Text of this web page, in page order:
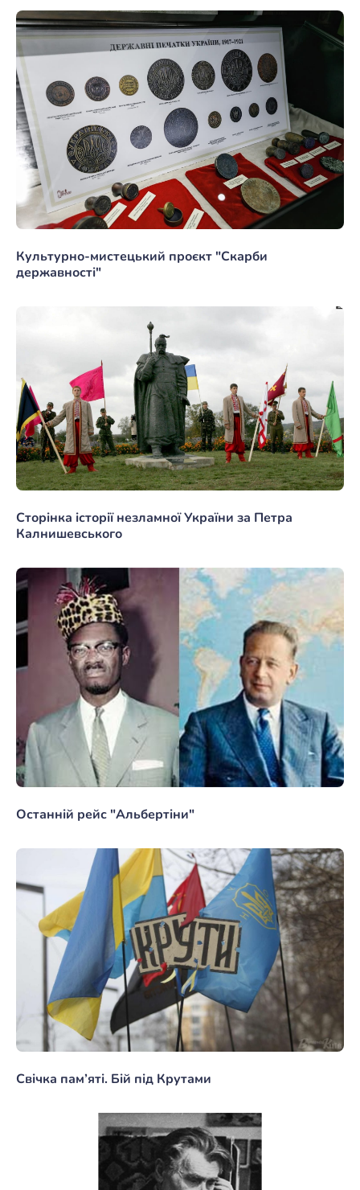
Культурно-мистецький проєкт "Скарби
державності"
Сторінка історії незламної України за Петра
Калнишевського
Останній рейс "Альбертіни"
Свічка пам’яті. Бій під Крутами